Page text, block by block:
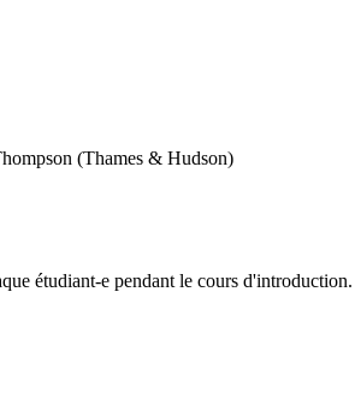
(Thames & Hudson)
étudiant-e pendant le cours